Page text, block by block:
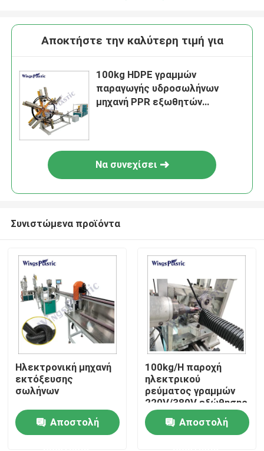
Σπίτι
Προϊόντα
Αποκτήστε την καλύτερη τιμή για
100kg HDPE γραμμών
παραγωγής υδροσωλήνων
μηχανή PPR εξωθητών
Να συνεχίσει
Συνιστώμενα προϊόντα
Ηλεκτρονική μηχανή
εκτόξευσης
σωλήνων
Αποστολή
100kg/H παροχή
ηλεκτρικού
ρεύματος γραμμών
220V/380V εξώθησης
μανικών πισινών 301
αναλογία βιδών L/D
Αποστολή